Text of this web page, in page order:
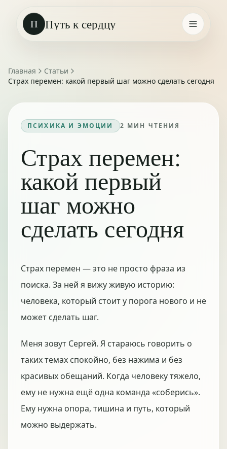
П Путь к сердцу
Главная
Статьи
Страх перемен: какой первый шаг можно сделать сегодня
ПСИХИКА И ЭМОЦИИ 2 МИН ЧТЕНИЯ
Страх перемен:
какой первый
шаг можно
сделать сегодня
Страх перемен — это не просто фраза из
поиска. За ней я вижу живую историю:
человека, который стоит у порога нового и не
может сделать шаг.
Меня зовут Сергей. Я стараюсь говорить о
таких темах спокойно, без нажима и без
красивых обещаний. Когда человеку тяжело,
ему не нужна ещё одна команда «соберись».
Ему нужна опора, тишина и путь, который
можно выдержать.